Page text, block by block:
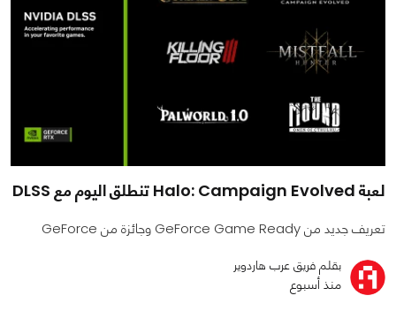
لعبة Halo: Campaign Evolved تنطلق اليوم مع DLSS
تعريف جديد من GeForce Game Ready وجائزة من GeForce
بقلم فريق عرب هاردوير
منذ أسبوع